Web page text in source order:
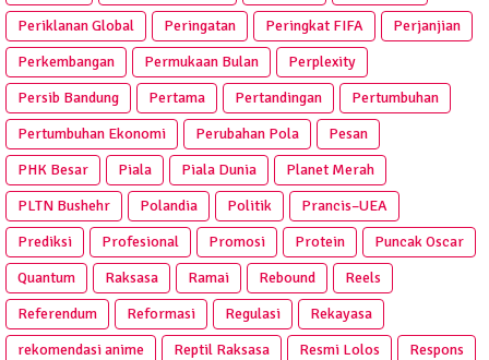
Periklanan Global
Peringatan Peringkat FIFA
Perjanjian
Perkembangan
Permukaan Bulan
Perplexity
Persib Bandung
Pertama Pertandingan
Pertumbuhan
Pertumbuhan Ekonomi
Perubahan Pola
Pesan
PHK Besar
Piala Piala Dunia
Planet Merah
PLTN Bushehr
Polandia Politik
Prancis–UEA
Prediksi
Profesional Promosi Protein
Puncak Oscar
Quantum
Raksasa Ramai Rebound
Reels
Referendum
Reformasi Regulasi
Rekayasa
rekomendasi anime
Reptil Raksasa Resmi Lolos
Respons